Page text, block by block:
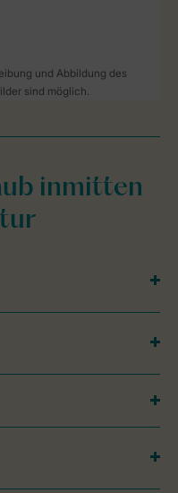
und Abbildung des
sind möglich.
inmitten